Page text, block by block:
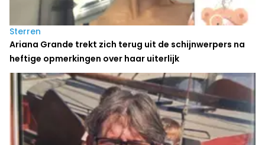
Sterren
Ariana Grande trekt zich terug uit de schijnwerpers na
heftige opmerkingen over haar uiterlijk